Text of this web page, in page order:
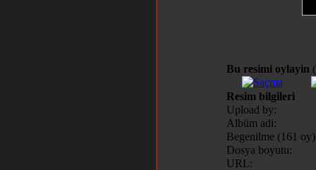
Bu resimi oylayin
Resim bilgileri
Upload by:
Albüm adi:
Begenilme (161
Dosya boyutu:
URL: